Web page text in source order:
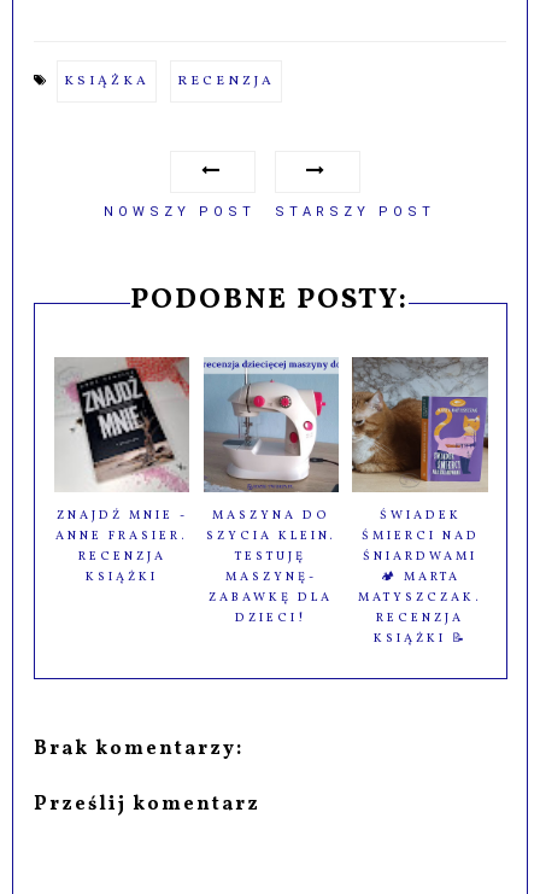
KSIĄŻKA RECENZJA
NOWSZY POST STARSZY POST
PODOBNE POSTY:
ZNAJDŹ MNIE -
ANNE FRASIER.
RECENZJA
KSIĄŻKI
MASZYNA DO
SZYCIA KLEIN.
TESTUJĘ
MASZYNĘ-
ZABAWKĘ DLA
DZIECI!
ŚWIADEK
ŚMIERCI NAD
ŚNIARDWAMI
🏕️ MARTA
MATYSZCZAK.
RECENZJA
KSIĄŻKI 📝
Brak komentarzy:
Prześlij komentarz